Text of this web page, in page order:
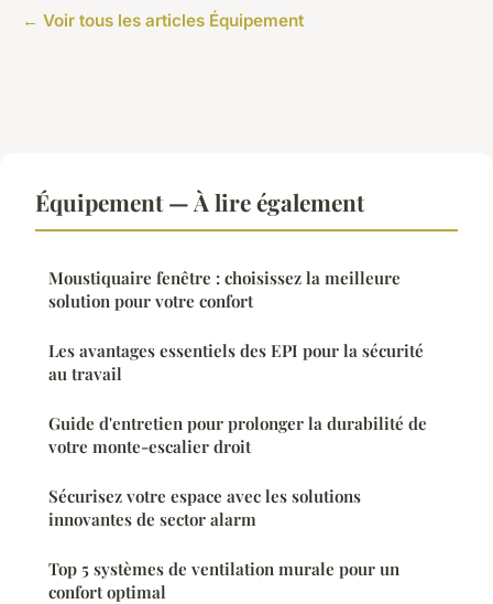
← Voir tous les articles Équipement
Équipement — À lire également
Moustiquaire fenêtre : choisissez la meilleure
solution pour votre confort
Les avantages essentiels des EPI pour la sécurité
au travail
Guide d'entretien pour prolonger la durabilité de
votre monte-escalier droit
Sécurisez votre espace avec les solutions
innovantes de sector alarm
Top 5 systèmes de ventilation murale pour un
confort optimal